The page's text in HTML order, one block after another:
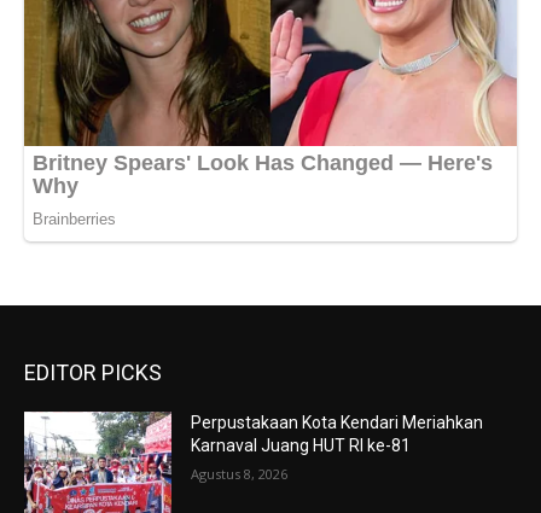
EDITOR PICKS
Perpustakaan Kota Kendari Meriahkan
Karnaval Juang HUT RI ke-81
Agustus 8, 2026